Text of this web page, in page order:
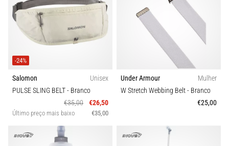
e
Tratamento
Está
sentindo
uma
dor
aguda
no
durante
após
-24%
Salomon
Unisex
PULSE SLING BELT- Branco
€35,00
€26,50
Último preço mais baixo €35,00
Under Armour
Mulher
W Stretch Webbing Belt- Branco
€25,00